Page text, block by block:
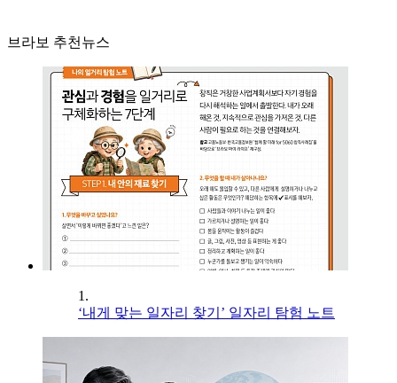
브라보 추천뉴스
1.
‘내게 맞는 일자리 찾기’ 일자리 탐험 노트